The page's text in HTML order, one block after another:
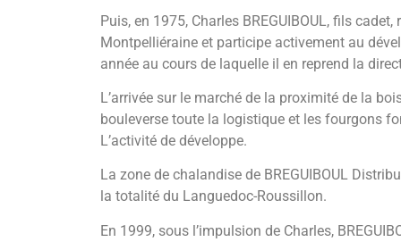
Puis, en 1975, Charles BREGUIBOUL, fils cadet,
Montpelliéraine et participe activement au
année au cours de laquelle il en reprend la
L’arrivée sur le marché de la proximité de la
bouleverse toute la logistique et les fourgons
L’activité de développe.
La zone de chalandise de BREGUIBOUL
la totalité du Languedoc-Roussillon.
En 1999, sous l’impulsion de Charles,